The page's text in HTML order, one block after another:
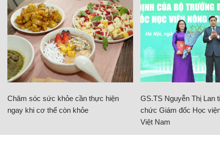
Chăm sóc sức khỏe cần thực hiện
ngay khi cơ thể còn khỏe
GS.TS Nguyễn Thị Lan
chức Giám đốc Học
Việt Nam